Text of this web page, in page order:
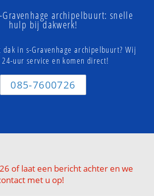
Gravenhage archipelbuurt: snelle
hulp bij dakwerk!
dak in s-Gravenhage archipelbuurt? Wij
uur service en komen direct!
085-7600726
of laat een bericht achter en we
met u op!